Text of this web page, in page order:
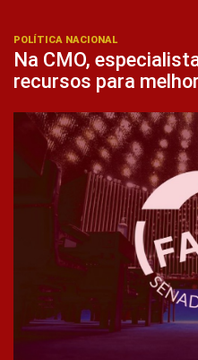
POLÍTICA NACIONAL
Na CMO,
recursos para